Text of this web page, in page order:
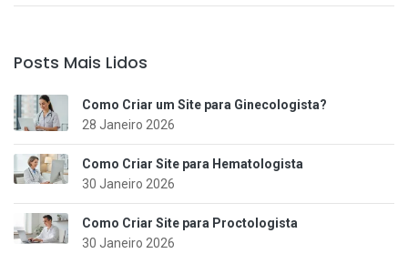
Posts Mais Lidos
Como Criar um Site para Ginecologista?
28 Janeiro 2026
Como Criar Site para Hematologista
30 Janeiro 2026
Como Criar Site para Proctologista
30 Janeiro 2026